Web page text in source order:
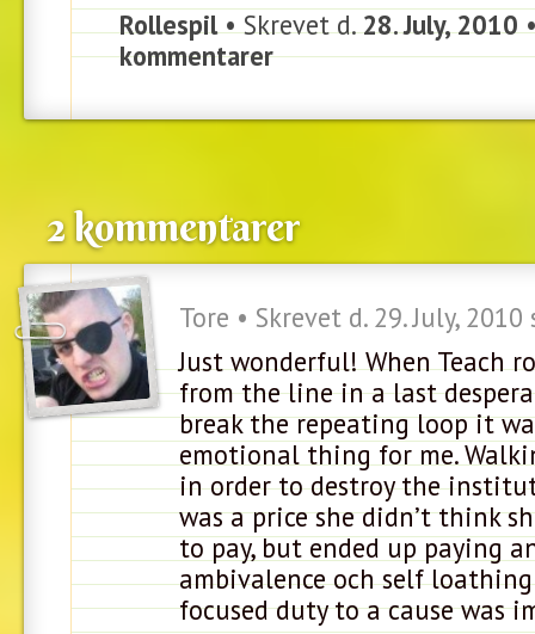
Rollespil• Skrevet d.28. July, 2010
kommentarer
2 kommentarer
Tore • Skrevet d. 29. July, 2010
Just wonderful! When Teach
from the line in a last
break the repeating loop it
emotional thing for me.
in order to destroy the
was a price she didn’t think
to pay, but ended up paying
ambivalence och self
focused duty to a cause was